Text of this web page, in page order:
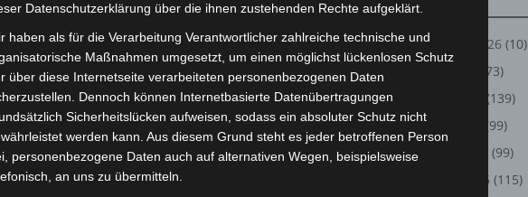
Sie können Unternehmen in ihrer Existenz bedrohen,
Kunden von Verkehrsbetrieben betreffen. Mit
haben wir auch im vergangenen Jahr wieder
gesteigerten Bedrohungslage effektive polizeiliche
wir den kriminellen Akteuren nicht nur ihre
entzogen, sondern auch Misstrauen in der
werden wir auch in Zukunft fortsetzen und
Bedrohungslage weiter ausbauen.“
August 2026 (10)
(73)
(139)
(99)
(99)
März 2026 (115)
Datenschutzerklärung über die ihnen zustehenden Rechte aufgeklärt.
haben als für die Verarbeitung Verantwortlicher zahlreiche technische und
Maßnahmen umgesetzt, um einen möglichst lückenlosen Schutz
über diese Internetseite verarbeiteten personenbezogenen Daten
Dennoch können Internetbasierte Datenübertragungen
Sicherheitslücken aufweisen, sodass ein absoluter Schutz nicht
werden kann. Aus diesem Grund steht es jeder betroffenen Person
personenbezogene Daten auch auf alternativen Wegen, beispielsweise
an uns zu übermitteln.